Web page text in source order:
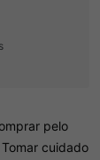
pelo
cuidado